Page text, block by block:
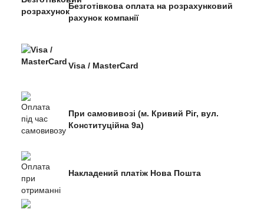
Безготівкова оплата на розрахунковий
рахунок компанії
Visa / MasterCard
При самовивозі (м. Кривий Ріг, вул.
Конституційна 9а)
Накладений платіж Нова Пошта